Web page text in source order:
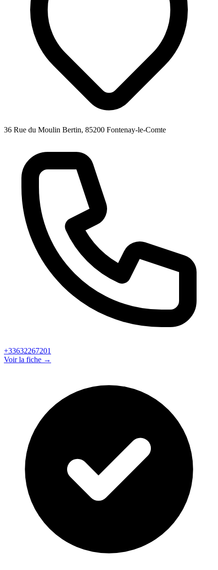
36 Rue du Moulin Bertin, 85200 Fontenay-le-Comte
+33632267201
Voir la fiche →